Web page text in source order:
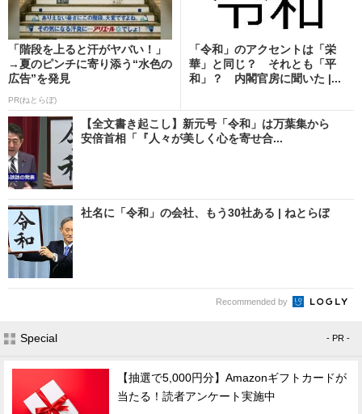
「階段を上ると汗がヤバい！」
→夏のピンチに寄り添う“水色の
広告”を発見
PR(ねとらぼ)
「令和」のアクセントは「栄
華」と同じ？ それとも「平
和」？ 内閣官房に聞いた |...
【全文書き起こし】新元号「令和」は万葉集から
安倍首相「『人々が美しく心を寄せ合...
社名に「令和」の会社、もう30社ある | ねとらぼ
Recommended by
Special - PR -
【抽選で5,000円分】Amazonギフトカードが
当たる！読者アンケート実施中